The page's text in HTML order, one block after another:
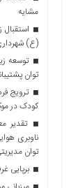
مشایه
استقبال
(ع)
توسعه
توان
ترویج
کودک در
تقدیر
ناوبری
توان
برپایی